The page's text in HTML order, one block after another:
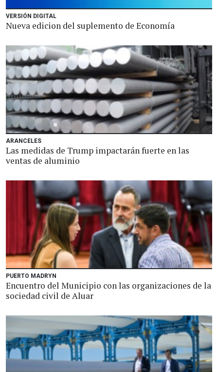
VERSIÓN DIGITAL
Nueva edicion del suplemento de Economía
ARANCELES
Las medidas de Trump impactarán fuerte en las
ventas de aluminio
PUERTO MADRYN
Encuentro del Municipio con las organizaciones de la
sociedad civil de Aluar